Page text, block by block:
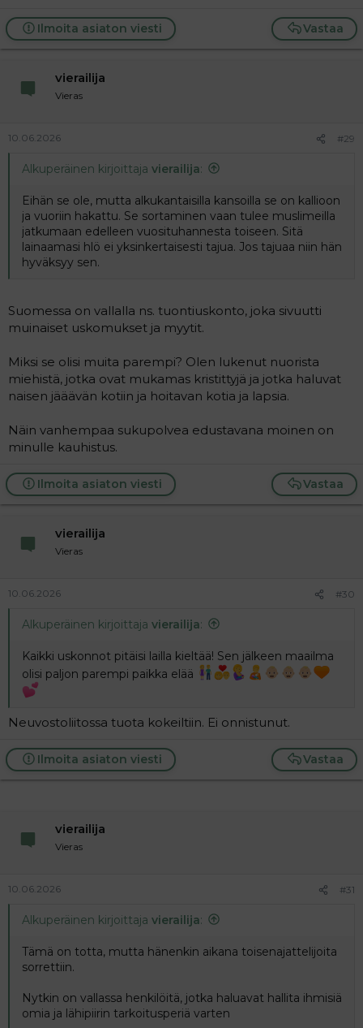
Vastaa
Ilmoita asiaton viesti
vierailija
Vieras
10.06.2026 #29
Alkuperäinen kirjoittaja vierailija:
Eihän se ole, mutta alkukantaisilla kansoilla se on kallioon
ja vuoriin hakattu. Se sortaminen vaan tulee muslimeilla
jatkumaan edelleen vuosituhannesta toiseen. Sitä
lainaamasi hlö ei yksinkertaisesti tajua. Jos tajuaa niin hän
hyväksyy sen.
Suomessa on vallalla ns. tuontiuskonto, joka sivuutti
muinaiset uskomukset ja myytit.
Miksi se olisi muita parempi? Olen lukenut nuorista
miehistä, jotka ovat mukamas kristittyjä ja jotka haluvat
naisen jääävän kotiin ja hoitavan kotia ja lapsia.
Näin vanhempaa sukupolvea edustavana moinen on
minulle kauhistus.
Vastaa
Ilmoita asiaton viesti
vierailija
Vieras
10.06.2026 #30
Alkuperäinen kirjoittaja vierailija:
Kaikki uskonnot pitäisi lailla kieltää! Sen jälkeen maailma
olisi paljon parempi paikka elää
Neuvostoliitossa tuota kokeiltiin. Ei onnistunut.
Vastaa
Ilmoita asiaton viesti
vierailija
Vieras
10.06.2026 #31
Alkuperäinen kirjoittaja vierailija:
Tämä on totta, mutta hänenkin aikana toisenajattelijoita
sorrettiin.
Nytkin on vallassa henkilöitä, jotka haluavat hallita ihmisiä
omia ja lähipiirin tarkoitusperiä varten